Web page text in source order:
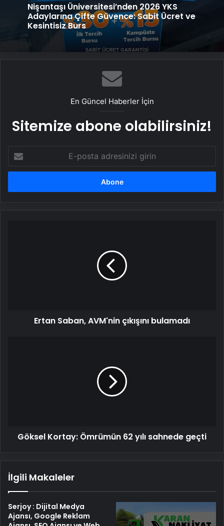
Nişantaşı Üniversitesi’nden 2026 YKS
Adaylarına Çifte Güvence: Sabit Ücret ve
Kesintisiz Burs
En Güncel Haberler İçin
Sitemize abone olabilirsiniz!
posta
adresinizi
Ertan Saban, AVM'nin çıkışını bulamadı
Göksel Kortay: Ömrümün 62 yılı sahnede geçti
İlgili Makaleler
Serjoy : Dijital Medya
Ajansı, Google Reklam